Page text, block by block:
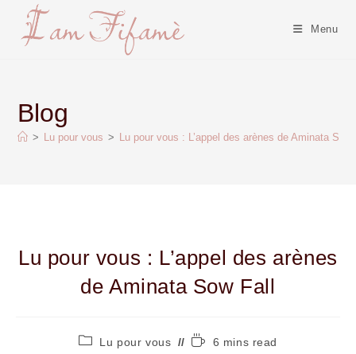
Menu
Blog
> Lu pour vous > Lu pour vous : L’appel des arènes de Aminata Sow
Lu pour vous : L’appel des arènes
de Aminata Sow Fall
Lu pour vous 6 mins read